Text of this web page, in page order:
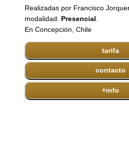
Realizadas por Francisco
modalidad: Presencial
En Concepción, Chile
tarifa
contacto
+info